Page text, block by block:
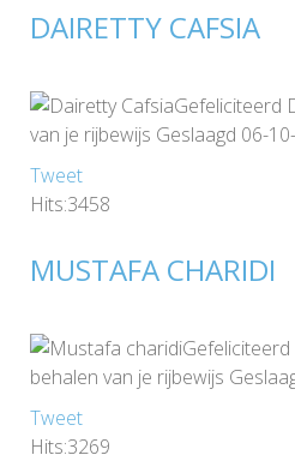
DAIRETTY CAFSIA
Gefeliciteerd
van je rijbewijs Geslaagd 06-
Tweet
Hits:3458
MUSTAFA CHARIDI
behalen van je rijbewijs
Tweet
Hits:3269